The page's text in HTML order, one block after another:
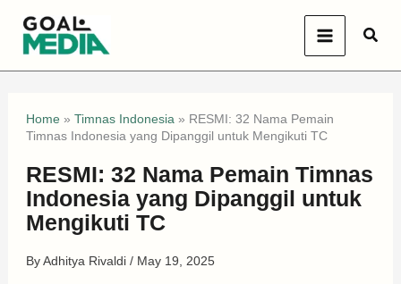
Home» Timnas Indonesia » RESMI: 32 Nama Pemain
Timnas Indonesia yang Dipanggil untuk Mengikuti TC
RESMI: 32 Nama Pemain Timnas
Indonesia yang Dipanggil untuk
Mengikuti TC
ByAdhitya Rivaldi / May 19, 2025